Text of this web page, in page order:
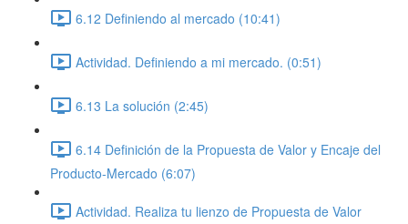
6.12 Definiendo al mercado (10:41)
Actividad. Definiendo a mi mercado. (0:51)
6.13 La solución (2:45)
6.14 Definición de la Propuesta de Valor y Encaje del
Producto-Mercado (6:07)
Actividad. Realiza tu lienzo de Propuesta de Valor